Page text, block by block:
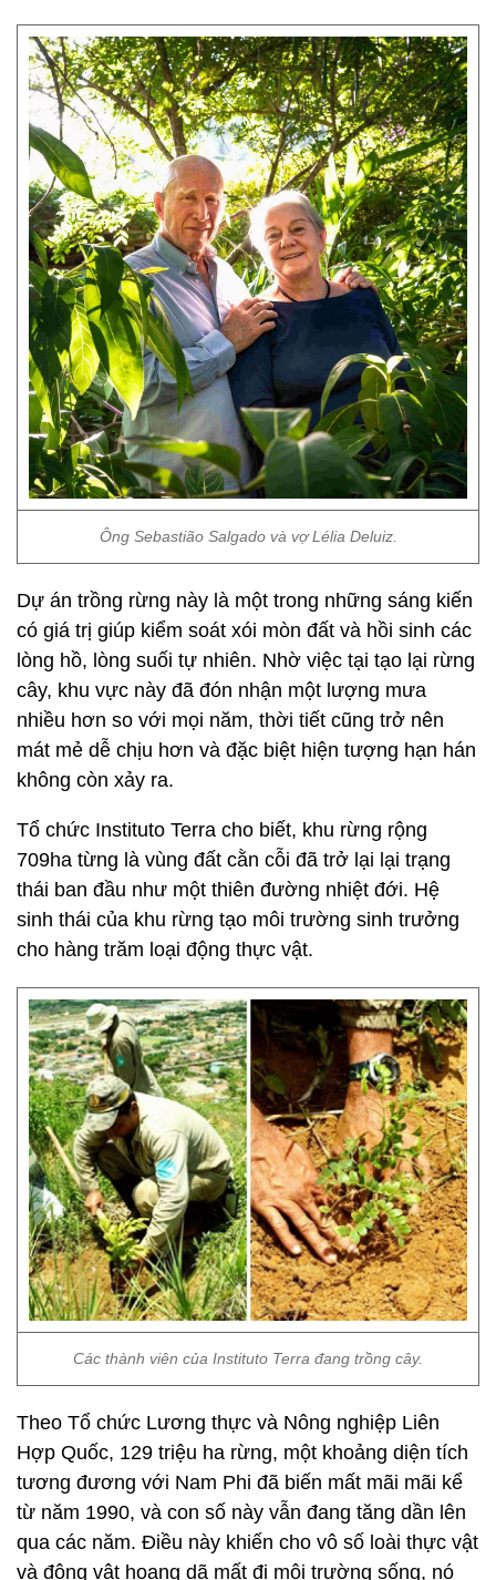
Ông Sebastião Salgado và vợ Lélia Deluiz.
Dự án trồng rừng này là một trong những sáng kiến
có giá trị giúp kiểm soát xói mòn đất và hồi sinh các
lòng hồ, lòng suối tự nhiên. Nhờ việc tại tạo lại rừng
cây, khu vực này đã đón nhận một lượng mưa
nhiều hơn so với mọi năm, thời tiết cũng trở nên
mát mẻ dễ chịu hơn và đặc biệt hiện tượng hạn hán
không còn xảy ra.
Tổ chức Instituto Terra cho biết, khu rừng rộng
709ha từng là vùng đất cằn cỗi đã trở lại lại trạng
thái ban đầu như một thiên đường nhiệt đới. Hệ
sinh thái của khu rừng tạo môi trường sinh trưởng
cho hàng trăm loại động thực vật.
Các thành viên của Instituto Terra đang trồng cây.
Theo Tổ chức Lương thực và Nông nghiệp Liên
Hợp Quốc, 129 triệu ha rừng, một khoảng diện tích
tương đương với Nam Phi đã biến mất mãi mãi kể
từ năm 1990, và con số này vẫn đang tăng dần lên
qua các năm. Điều này khiến cho vô số loài thực vật
và động vật hoang dã mất đi môi trường sống, nó